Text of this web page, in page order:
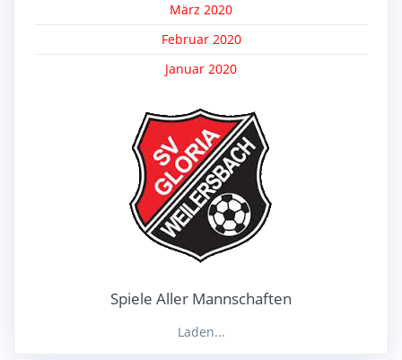
März 2020
Februar 2020
Januar 2020
Spiele Aller Mannschaften
Laden...